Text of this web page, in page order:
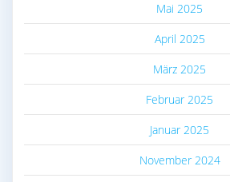
Mai 2025
April 2025
März 2025
Februar 2025
Januar 2025
November 2024